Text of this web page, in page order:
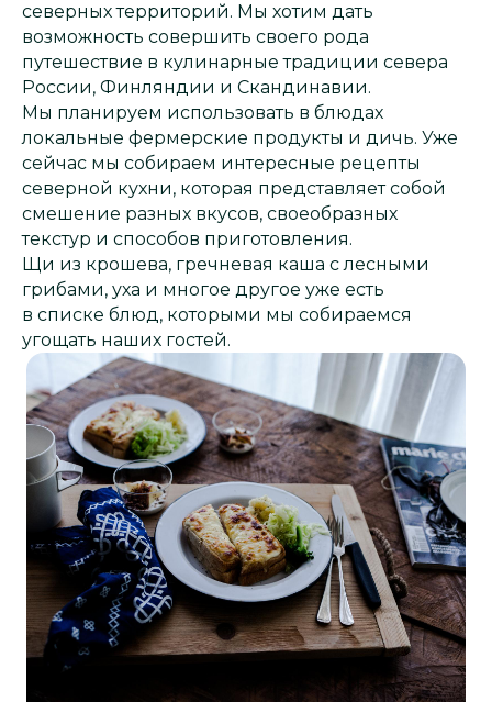
северных территорий. Мы хотим дать
возможность совершить своего рода
путешествие в кулинарные традиции севера
России, Финляндии и Скандинавии.
Мы планируем использовать в блюдах
локальные фермерские продукты и дичь. Уже
сейчас мы собираем интересные рецепты
северной кухни, которая представляет собой
смешение разных вкусов, своеобразных
текстур и способов приготовления.
Щи из крошева, гречневая каша с лесными
грибами, уха и многое другое уже есть
в списке блюд, которыми мы собираемся
угощать наших гостей.